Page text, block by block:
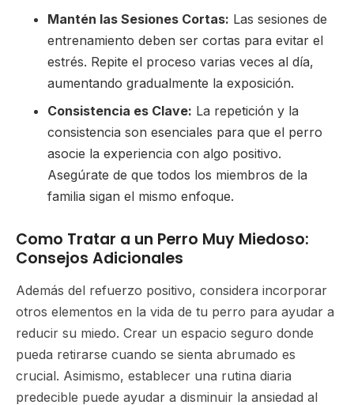
Mantén las Sesiones Cortas: Las sesiones de
entrenamiento deben ser cortas para evitar el
estrés. Repite el proceso varias veces al día,
aumentando gradualmente la exposición.
Consistencia es Clave: La repetición y la
consistencia son esenciales para que el perro
asocie la experiencia con algo positivo.
Asegúrate de que todos los miembros de la
familia sigan el mismo enfoque.
Como Tratar a un Perro Muy Miedoso:
Consejos Adicionales
Además del refuerzo positivo, considera incorporar
otros elementos en la vida de tu perro para ayudar a
reducir su miedo. Crear un espacio seguro donde
pueda retirarse cuando se sienta abrumado es
crucial. Asimismo, establecer una rutina diaria
predecible puede ayudar a disminuir la ansiedad al